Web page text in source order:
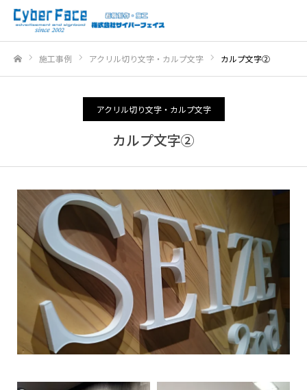
施工事例 アクリル切り文字・カルプ文字 カルプ文字②
アクリル切り文字・カルプ文字
カルプ文字②